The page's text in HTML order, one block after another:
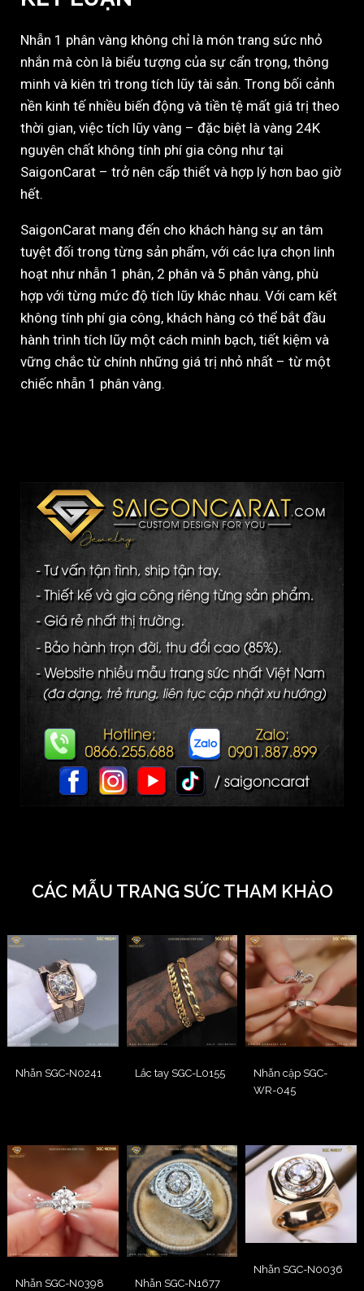
Nhẫn 1 phân vàng không chỉ là món trang sức nhỏ
nhắn mà còn là biểu tượng của sự cẩn trọng, thông
minh và kiên trì trong tích lũy tài sản. Trong bối cảnh
nền kinh tế nhiều biến động và tiền tệ mất giá trị theo
thời gian, việc tích lũy vàng – đặc biệt là vàng 24K
nguyên chất không tính phí gia công như tại
SaigonCarat – trở nên cấp thiết và hợp lý hơn bao giờ
hết.
SaigonCarat mang đến cho khách hàng sự an tâm
tuyệt đối trong từng sản phẩm, với các lựa chọn linh
hoạt như nhẫn 1 phân, 2 phân và 5 phân vàng, phù
hợp với từng mức độ tích lũy khác nhau. Với cam kết
không tính phí gia công, khách hàng có thể bắt đầu
hành trình tích lũy một cách minh bạch, tiết kiệm và
vững chắc từ chính những giá trị nhỏ nhất – từ một
chiếc nhẫn 1 phân vàng.
CÁC MẪU TRANG SỨC THAM KHẢO
Nhẫn SGC-N0241 Lắc tay SGC-L0155
Nhẫn cặp SGC-
WR-045
Nhẫn SGC-N0398 Nhẫn SGC-N1677
Nhẫn SGC-N0036